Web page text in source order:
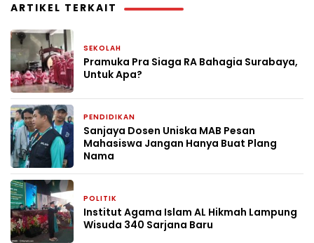
ARTIKEL TERKAIT
SEKOLAH
Pramuka Pra Siaga RA Bahagia Surabaya,
Untuk Apa?
PENDIDIKAN
Sanjaya Dosen Uniska MAB Pesan
Mahasiswa Jangan Hanya Buat Plang
Nama
POLITIK
Institut Agama Islam AL Hikmah Lampung
Wisuda 340 Sarjana Baru